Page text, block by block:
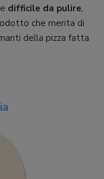
difficile da pulire,
che merita di
della pizza fatta